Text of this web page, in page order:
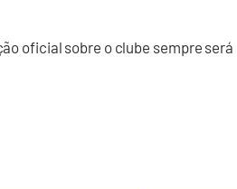
oficial sobre o clube sempre será